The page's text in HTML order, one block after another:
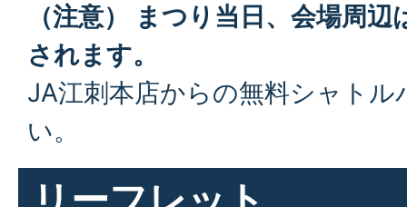
（注意） まつり当日、会場周
されます。
JA江刺本店からの無料シャト
い。